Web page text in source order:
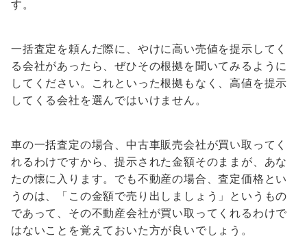
す。
一括査定を頼んだ際に、やけに高い売値を提示してく
る会社があったら、ぜひその根拠を聞いてみるように
してください。これといった根拠もなく、高値を提示
してくる会社を選んではいけません。
車の一括査定の場合、中古車販売会社が買い取ってく
れるわけですから、提示された金額そのままが、あな
たの懐に入ります。でも不動産の場合、査定価格とい
うのは、「この金額で売り出しましょう」というもの
であって、その不動産会社が買い取ってくれるわけで
はないことを覚えておいた方が良いでしょう。